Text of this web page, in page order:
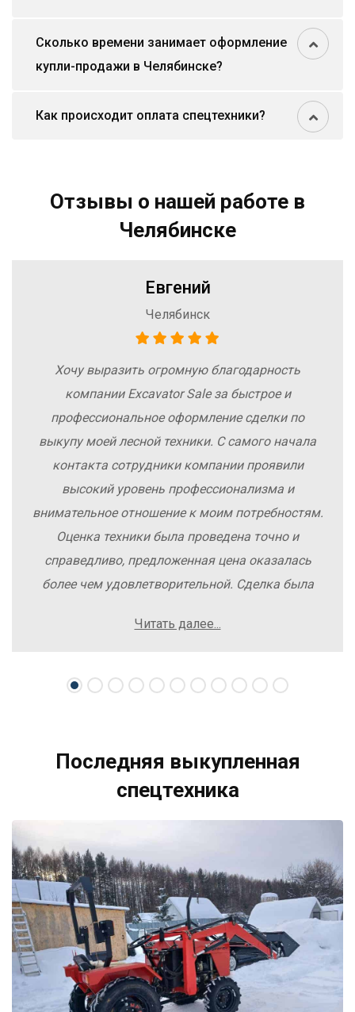
Сколько времени занимает оформление
купли-продажи в Челябинске?
Как происходит оплата спецтехники?
Отзывы о нашей работе в
Челябинске
Евгений
Челябинск
Хочу выразить огромную благодарность
компании Excavator Sale за быстрое и
профессиональное оформление сделки по
выкупу моей лесной техники. С самого начала
контакта сотрудники компании проявили
высокий уровень профессионализма и
внимательное отношение к моим потребностям.
Оценка техники была проведена точно и
справедливо, предложенная цена оказалась
более чем удовлетворительной. Сделка была
осложнений. Рекомендую компанию Excavator
свою спецтехнику.
Читать далее...
Последняя выкупленная
спецтехника